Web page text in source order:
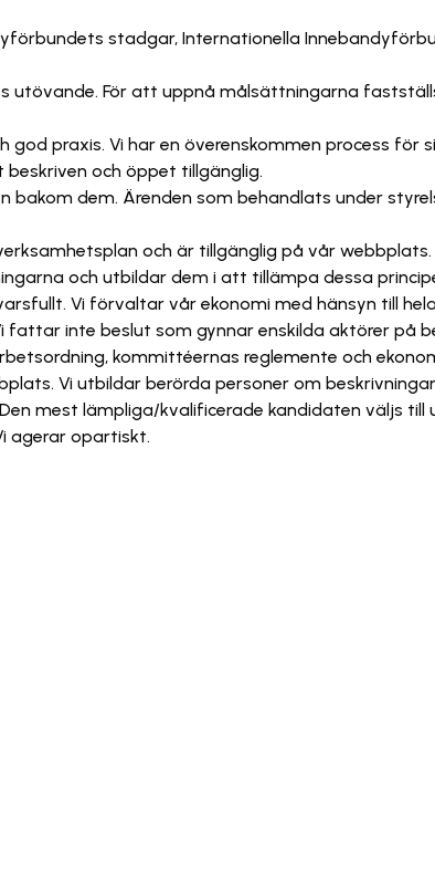
stadgar, Internationella
För att uppnå målsättningarna
god praxis. Vi har en överenskommen process för
och öppet tillgänglig.
bakom dem. Ärenden som behandlats under
och är tillgänglig på vår webbplats.
och utbildar dem i att tillämpa dessa
Vi förvaltar vår ekonomi med hänsyn till
inte beslut som gynnar enskilda aktörer på
kommittéernas reglemente och
Vi utbildar berörda personer om
mest lämpliga/kvalificerade kandidaten väljs till
agerar opartiskt.